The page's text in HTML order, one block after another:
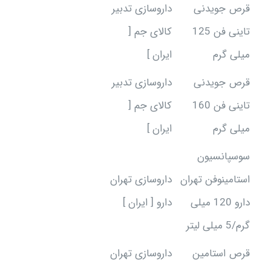
قرص جویدنی
تاینی فن 125
میلی گرم
داروسازی تدبیر
کالای جم [
ایران ]
قرص جویدنی
تاینی فن 160
میلی گرم
داروسازی تدبیر
کالای جم [
ایران ]
سوسپانسیون
استامینوفن تهران
دارو 120 میلی
گرم/5 میلی لیتر
داروسازی تهران
دارو [ ایران ]
قرص استامین
داروسازی تهران